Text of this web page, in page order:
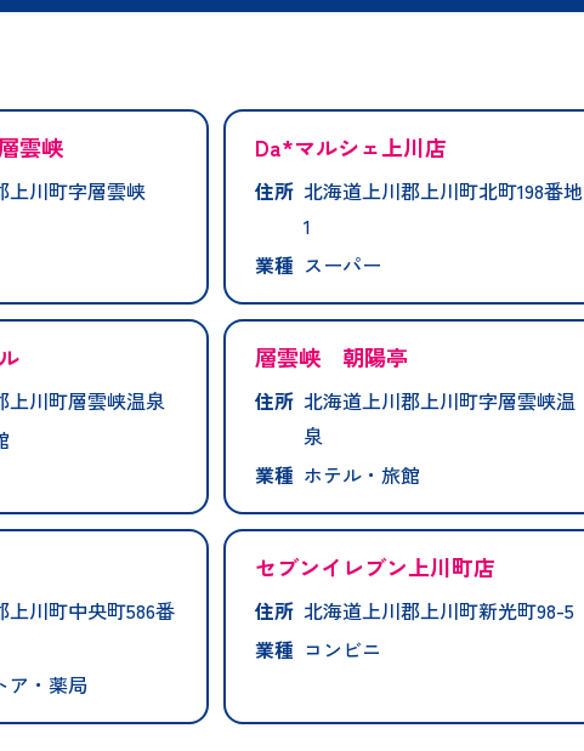
雲峡
上川町字層雲峡
Da*マルシェ上川店
住所 北海道上川郡上川町北町198番地
1
業種 スーパー
上川町層雲峡温泉
層雲峡 朝陽亭
住所 北海道上川郡上川町字層雲峡温
泉
業種 ホテル・旅館
上川町中央町586番
ア・薬局
セブンイレブン上川町店
住所 北海道上川郡上川町新光町98-5
業種 コンビニ